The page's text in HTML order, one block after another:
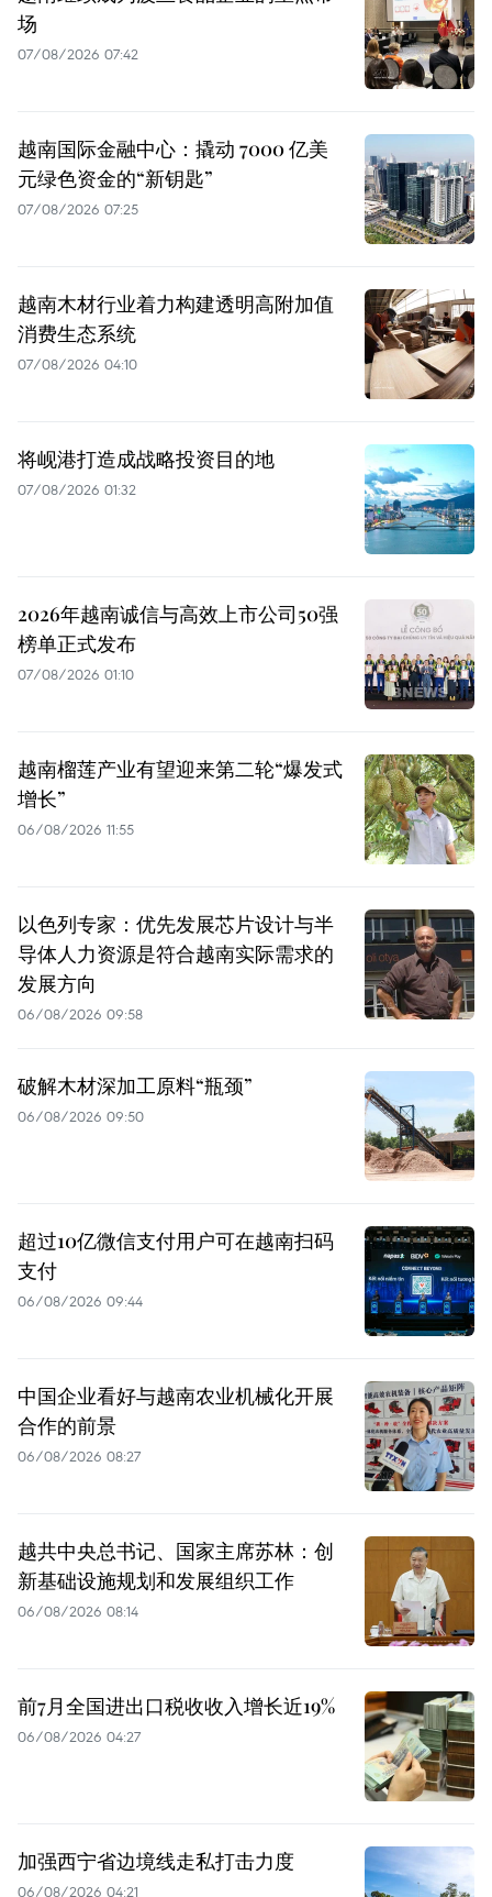
场
07/08/2026 07:42
越南国际金融中心：撬动 7000 亿美
元绿色资金的“新钥匙”
07/08/2026 07:25
越南木材行业着力构建透明高附加值
消费生态系统
07/08/2026 04:10
将岘港打造成战略投资目的地
07/08/2026 01:32
2026年越南诚信与高效上市公司50强
榜单正式发布
07/08/2026 01:10
越南榴莲产业有望迎来第二轮“爆发式
增长”
06/08/2026 11:55
以色列专家：优先发展芯片设计与半
导体人力资源是符合越南实际需求的
发展方向
06/08/2026 09:58
破解木材深加工原料“瓶颈”
06/08/2026 09:50
超过10亿微信支付用户可在越南扫码
支付
06/08/2026 09:44
中国企业看好与越南农业机械化开展
合作的前景
06/08/2026 08:27
越共中央总书记、国家主席苏林：创
新基础设施规划和发展组织工作
06/08/2026 08:14
前7月全国进出口税收收入增长近19%
06/08/2026 04:27
加强西宁省边境线走私打击力度
06/08/2026 04:21